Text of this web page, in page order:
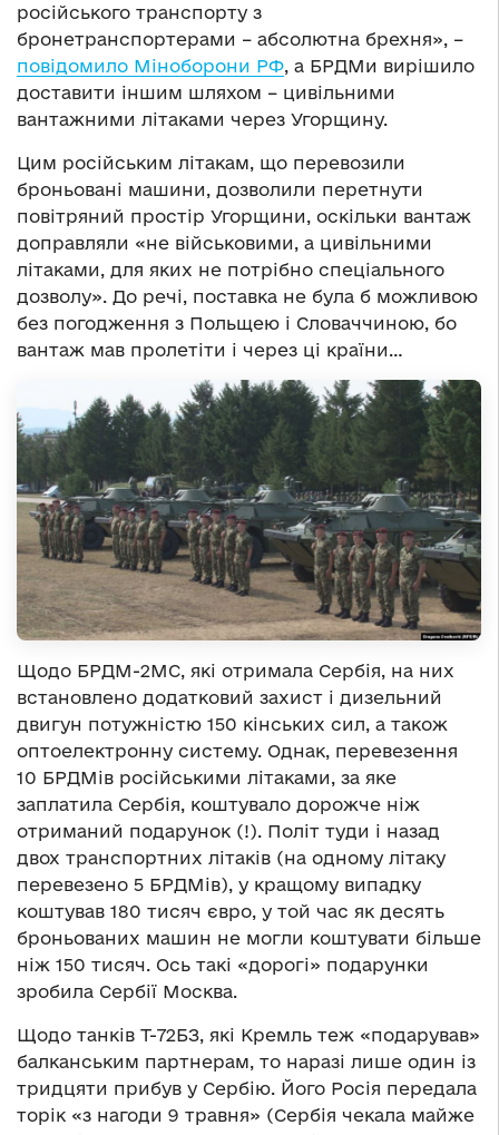
російського транспорту з
бронетранспортерами – абсолютна брехня», –
повідомило Міноборони РФ , а БРДМи вирішило
доставити іншим шляхом – цивільними
вантажними літаками через Угорщину.
Цим російським літакам, що перевозили
броньовані машини, дозволили перетнути
повітряний простір Угорщини, оскільки вантаж
доправляли «не військовими, а цивільними
літаками, для яких не потрібно спеціального
дозволу». До речі, поставка не була б можливою
без погодження з Польщею і Словаччиною, бо
вантаж мав пролетіти і через ці країни…
Щодо БРДМ-2МС, які отримала Сербія, на них
встановлено додатковий захист і дизельний
двигун потужністю 150 кінських сил, а також
оптоелектронну систему. Однак, перевезення
10 БРДМів російськими літаками, за яке
заплатила Сербія, коштувало дорожче ніж
отриманий подарунок (!). Політ туди і назад
двох транспортних літаків (на одному літаку
перевезено 5 БРДМів), у кращому випадку
коштував 180 тисяч євро, у той час як десять
броньованих машин не могли коштувати більше
ніж 150 тисяч. Ось такі «дорогі» подарунки
зробила Сербії Москва.
Щодо танків Т-72БЗ, які Кремль теж «подарував»
балканським партнерам, то наразі лише один із
тридцяти прибув у Сербію. Його Росія передала
торік «з нагоди 9 травня» (Сербія чекала майже